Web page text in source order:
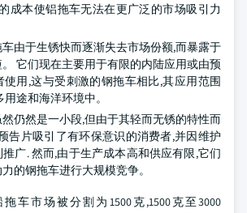
成本使铝拖车无法在更广泛的市场吸引力
由于生锈快而逐渐失去市场份额,而暴露于
它们现在主要用于有限的内陆应用或由预
使用,这与受刺激的钢拖车相比,其应用范围
途和海洋环境中。
仍然是一小段,但由于其轻而无锈的特性而
告片吸引了有环保意识的消费者,并因维护
广. 然而,由于生产成本高和供应有限,它们
的钢拖车进行大规模竞争。
车市场被分割为1500克,1500克至3000